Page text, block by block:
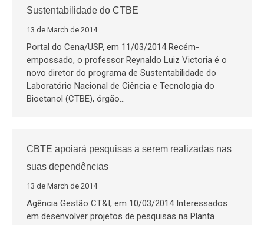
Sustentabilidade do CTBE
13 de March de 2014
Portal do Cena/USP, em 11/03/2014 Recém-
empossado, o professor Reynaldo Luiz Victoria é o
novo diretor do programa de Sustentabilidade do
Laboratório Nacional de Ciência e Tecnologia do
Bioetanol (CTBE), órgão…
CBTE apoiará pesquisas a serem realizadas nas
suas dependências
13 de March de 2014
Agência Gestão CT&I, em 10/03/2014 Interessados
em desenvolver projetos de pesquisas na Planta